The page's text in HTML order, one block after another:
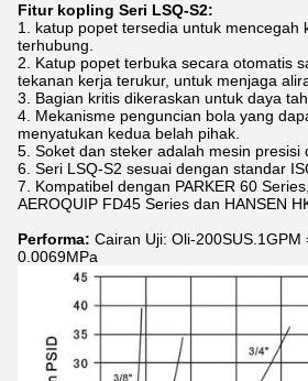
Fitur kopling Seri LSQ-S2:
1. katup popet tersedia untuk mencegah
terhubung.
2. Katup popet terbuka secara otomatis
tekanan kerja terukur, untuk menjaga
3. Bagian kritis dikeraskan untuk daya
4. Mekanisme penguncian bola yang
menyatukan kedua belah pihak.
5. Soket dan steker adalah mesin presisi
6. Seri LSQ-S2 sesuai dengan standar
7. Kompatibel dengan PARKER 60
AEROQUIP FD45 Series dan HANSEN
Performa: Cairan Uji: Oli-200SUS.1GPM
0.0069MPa